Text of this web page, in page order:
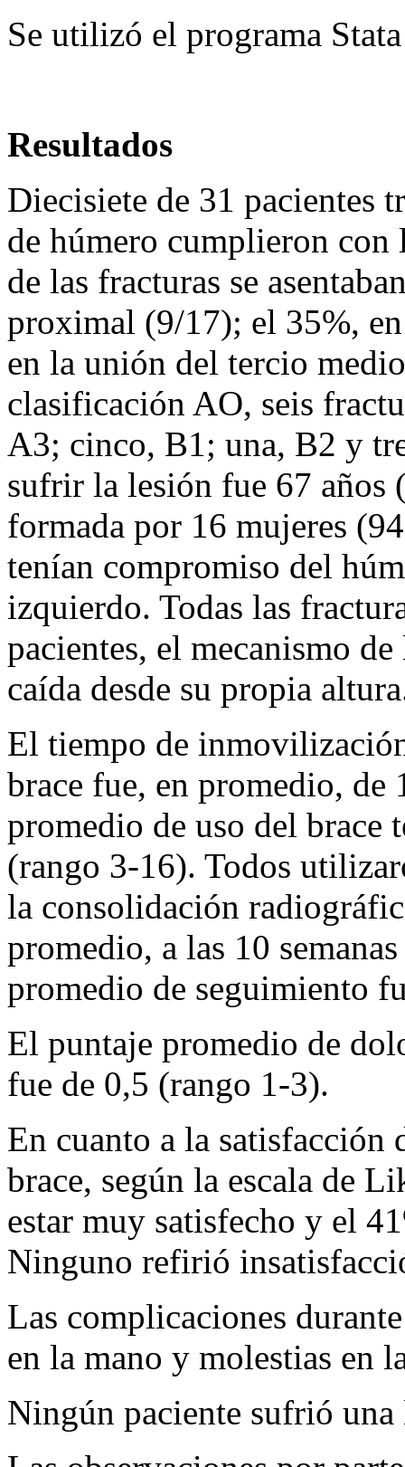
Se utilizó el programa
Resultados
Diecisiete de 31 pacientes
de húmero cumplieron
de las fracturas se
proximal (9/17); el 35%,
en la unión del tercio
clasificación AO, seis
A3; cinco, B1; una, B2 y
sufrir la lesión fue 67 años
formada por 16 mujeres
tenían compromiso del
izquierdo. Todas las
pacientes, el mecanismo
caída desde su propia
El tiempo de
brace fue, en promedio,
promedio de uso del brace
(rango 3-16). Todos
la consolidación
promedio, a las 10
promedio de seguimiento
El puntaje promedio de
fue de 0,5 (rango 1-3).
En cuanto a la satisfacción
brace, según la escala de
estar muy satisfecho y el
Ninguno refirió
Las complicaciones
en la mano y molestias en
Ningún paciente sufrió